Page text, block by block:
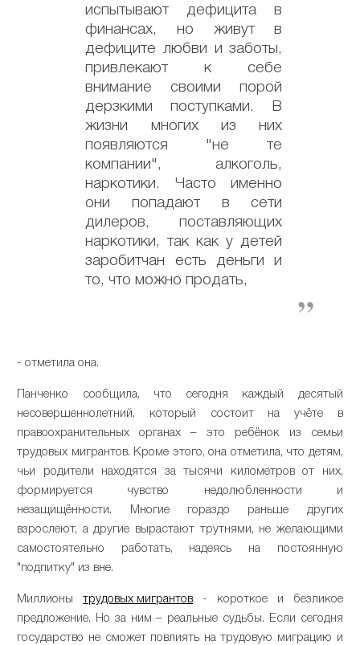
испытывают дефицита в
финансах, но живут в
дефиците любви и заботы,
привлекают к себе
внимание своими порой
дерзкими поступками. В
жизни многих из них
появляются "не те
компании", алкоголь,
наркотики. Часто именно
они попадают в сети
дилеров, поставляющих
наркотики, так как у детей
заробитчан есть деньги и
то, что можно продать,
- отметила она.
Панченко сообщила, что сегодня каждый десятый
несовершеннолетний, который состоит на учёте в
правоохранительных органах – это ребёнок из семьи
трудовых мигрантов. Кроме этого, она отметила, что детям,
чьи родители находятся за тысячи километров от них,
формируется чувство недолюбленности и
незащищённости. Многие гораздо раньше других
взрослеют, а другие вырастают трутнями, не желающими
самостоятельно работать, надеясь на постоянную
"подпитку" из вне.
Миллионытрудовых мигрантов - короткое и безликое
предложение. Но за ним – реальные судьбы. Если сегодня
государство не сможет повлиять на трудовую миграцию и